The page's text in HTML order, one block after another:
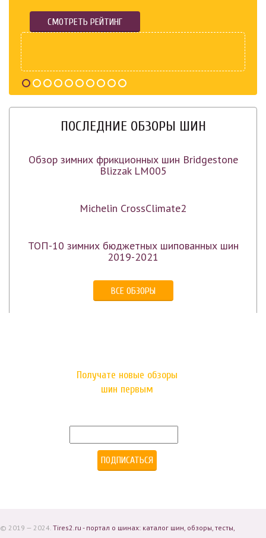
СМОТРЕТЬ РЕЙТИНГ
ПОСЛЕДНИЕ ОБЗОРЫ ШИН
Обзор зимних фрикционных шин Bridgestone
Blizzak LM005
Michelin CrossClimate2
ТОП-10 зимних бюджетных шипованных шин
2019-2021
ВСЕ ОБЗОРЫ
Получате новые обзоры
шин первым
© 2019 — 2024. Tires2.ru - портал о шинах: каталог шин, обзоры, тесты,